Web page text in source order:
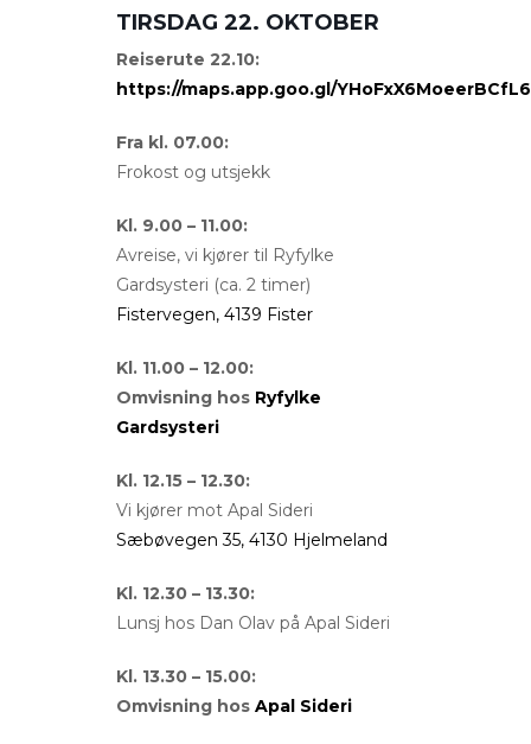
TIRSDAG 22. OKTOBER
Reiserute 22.10:
https://maps.app.goo.gl/YHoFxX6MoeerBCfL6
Fra kl. 07.00:
Frokost og utsjekk
Kl. 9.00 – 11.00:
Avreise, vi kjører til Ryfylke
Gardsysteri (ca. 2 timer)
Fistervegen, 4139 Fister
Kl. 11.00 – 12.00:
Omvisning hos Ryfylke
Gardsysteri
Kl. 12.15 – 12.30:
Vi kjører mot Apal Sideri
Sæbøvegen 35, 4130 Hjelmeland
Kl. 12.30 – 13.30:
Lunsj hos Dan Olav på Apal Sideri
Kl. 13.30 – 15.00:
Omvisning hos Apal Sideri